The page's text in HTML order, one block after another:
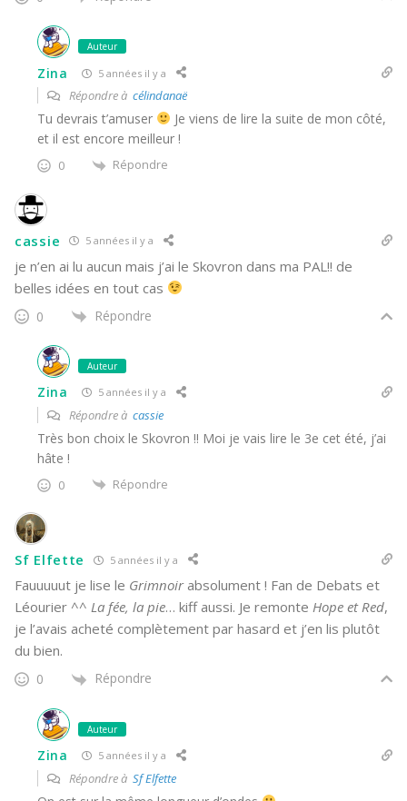
Auteur
Zina 5 années il y a
Répondre à célindanaë
Tu devrais t’amuser
Je viens de lire la suite de mon côté,
et il est encore meilleur !
0 Répondre
cassie 5 années il y a
je n’en ai lu aucun mais j’ai le Skovron dans ma PAL!! de
belles idées en tout cas
0 Répondre
Auteur
Zina 5 années il y a
Répondre à cassie
Très bon choix le Skovron !! Moi je vais lire le 3e cet été, j’ai
hâte !
0 Répondre
Sf Elfette 5 années il y a
Fauuuuut je lise le Grimnoirabsolument ! Fan de Debats et
Léourier ^^ La fée, la pie… kiff aussi. Je remonte Hope et Red,
je l’avais acheté complètement par hasard et j’en lis plutôt
du bien.
0 Répondre
Auteur
Zina 5 années il y a
Répondre à Sf Elfette